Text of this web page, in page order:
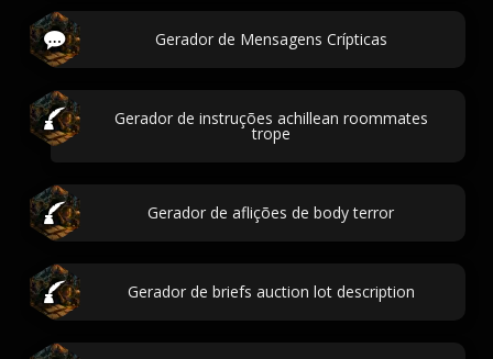
Gerador de Mensagens Crípticas
Gerador de instruções achillean roommates
trope
Gerador de aflições de body terror
Gerador de briefs auction lot description